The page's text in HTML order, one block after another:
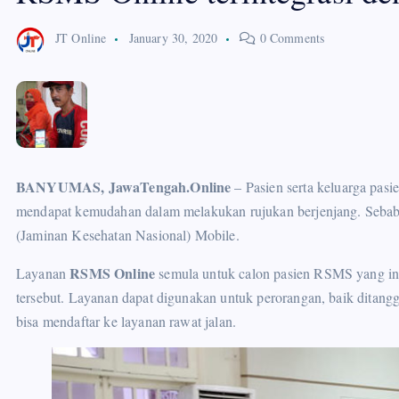
JT Online January 30, 2020 0 Comments
BANYUMAS, JawaTengah.Online– Pasien serta keluarga
mendapat kemudahan dalam melakukan rujukan berjenjang.
(Jaminan Kesehatan Nasional) Mobile.
LayananRSMS Online semula untuk calon pasien RSMS yang
tersebut. Layanan dapat digunakan untuk perorangan, baik
bisa mendaftar ke layanan rawat jalan.